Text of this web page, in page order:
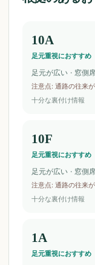
10A
足元重視におすすめ
足元が広い · 窓側
注意点: 通路の往来
十分な裏付け情報
10F
足元重視におすすめ
足元が広い · 窓側
注意点: 通路の往来
十分な裏付け情報
1A
足元重視におすすめ